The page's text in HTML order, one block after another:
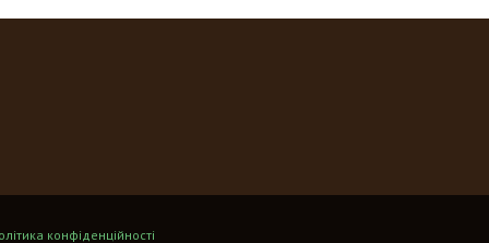
конфіденційності